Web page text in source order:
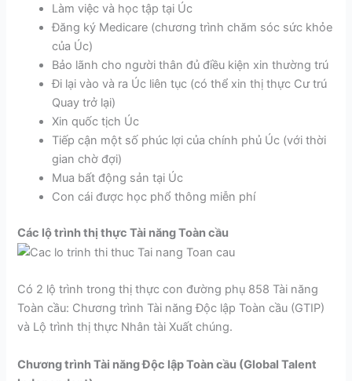
Làm việc và học tập tại Úc
Đăng ký Medicare (chương trình chăm sóc sức khỏe
của Úc)
Bảo lãnh cho người thân đủ điều kiện xin thường trú
Đi lại vào và ra Úc liên tục (có thể xin thị thực Cư trú
Quay trở lại)
Xin quốc tịch Úc
Tiếp cận một số phúc lợi của chính phủ Úc (với thời
gian chờ đợi)
Mua bất động sản tại Úc
Con cái được học phổ thông miễn phí
Các lộ trình thị thực Tài năng Toàn cầu
Có 2 lộ trình trong thị thực con đường phụ 858 Tài năng
Toàn cầu: Chương trình Tài năng Độc lập Toàn cầu (GTIP)
và Lộ trình thị thực Nhân tài Xuất chúng.
Chương trình Tài năng Độc lập Toàn cầu (Global Talent